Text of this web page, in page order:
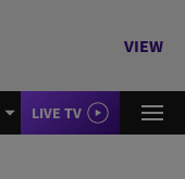
VIEW
LIVE TV